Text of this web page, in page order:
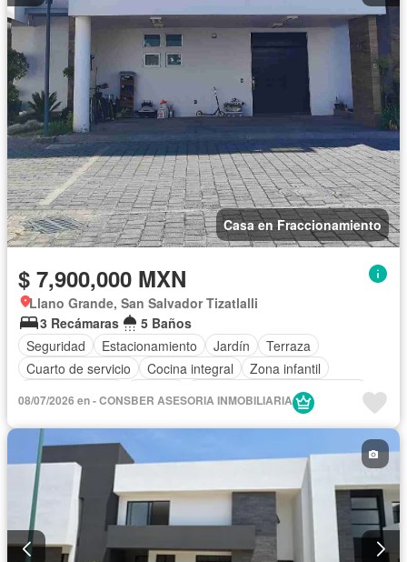
Casa en Fraccionamiento
$ 7,900,000 MXN
Llano Grande, San Salvador Tizatlalli
3 Recámaras
5 Baños
Seguridad
Estacionamiento Jardín
Terraza
Cuarto de servicio
Cocina integral
Zona infantil
Circuito cerrado de televisión
Gas natural
Caseta de vigilancia
Sin amueblar
08/07/2026 en - CONSBER ASESORIA INMOBILIARIA